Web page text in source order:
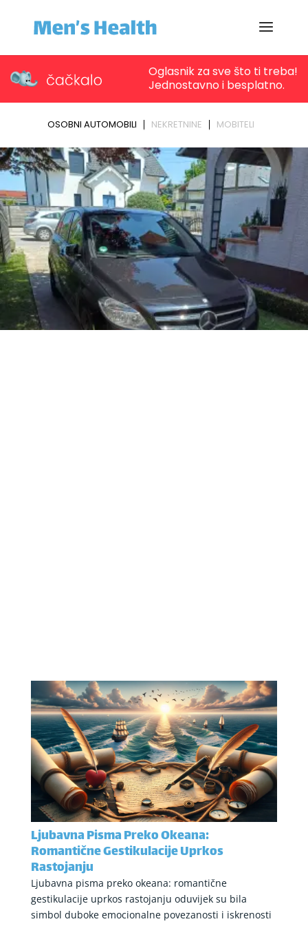
Ljubavna Pisma Preko Okeana:
Romantične Gestikulacije Uprkos
Rastojanju
Ljubavna pisma preko okeana: romantične
gestikulacije uprkos rastojanju oduvijek su bila
simbol duboke emocionalne povezanosti i iskrenosti